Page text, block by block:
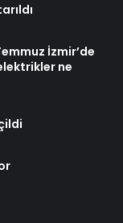
İzmir’de
ne